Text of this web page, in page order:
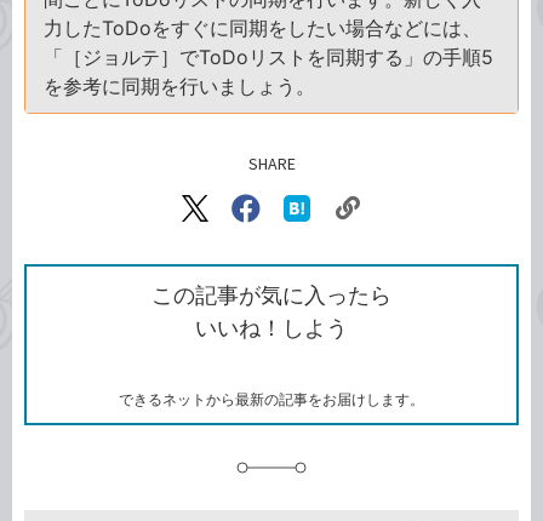
力したToDoをすぐに同期をしたい場合などには、
「［ジョルテ］でToDoリストを同期する」の手順5
を参考に同期を行いましょう。
SHARE
X（旧
で
シ
ェ
ア
Facebook
シ
ェ
ア
な
ブ
ッ
ク
ク
ク
を
コ
この記事が気に入ったら
いいね！しよう
できるネットから最新の記事をお届けします。